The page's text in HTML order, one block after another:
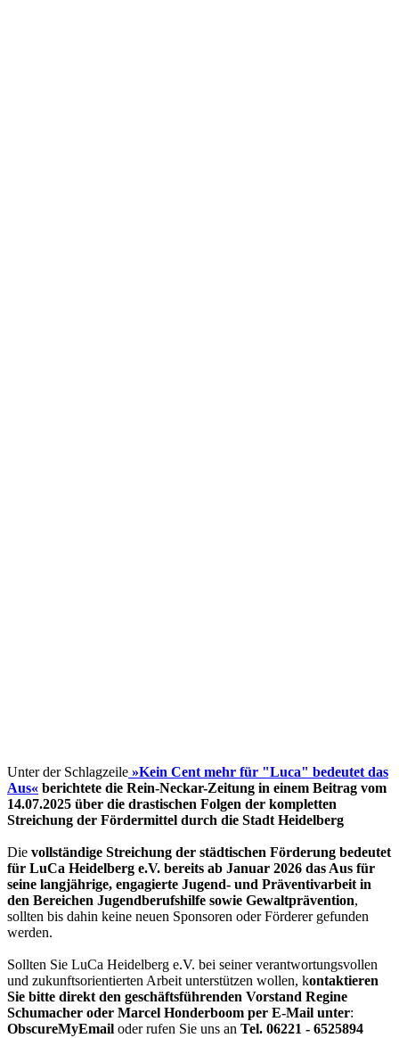
Unter der Schlagzeile »Kein Cent mehr für "Luca" bedeutet das
Aus« berichtete die Rein-Neckar-Zeitung in einem Beitrag vom
14.07.2025 über die drastischen Folgen der kompletten
Streichung der Fördermittel durch die Stadt Heidelberg
Die vollständige Streichung der städtischen Förderung bedeutet
für LuCa Heidelberg e.V. bereits ab Januar 2026 das Aus für
seine langjährige, engagierte Jugend- und Präventivarbeit in
den Bereichen Jugendberufshilfe sowie Gewaltprävention,
sollten bis dahin keine neuen Sponsoren oder Förderer gefunden
werden.
Sollten Sie LuCa Heidelberg e.V. bei seiner verantwortungsvollen
und zukunftsorientierten Arbeit unterstützen wollen, kontaktieren
Sie bitte direkt den geschäftsführenden Vorstand Regine
Schumacher oder Marcel Honderboom per E-Mail unter:
ObscureMyEmail oder rufen Sie uns an Tel. 06221 - 6525894